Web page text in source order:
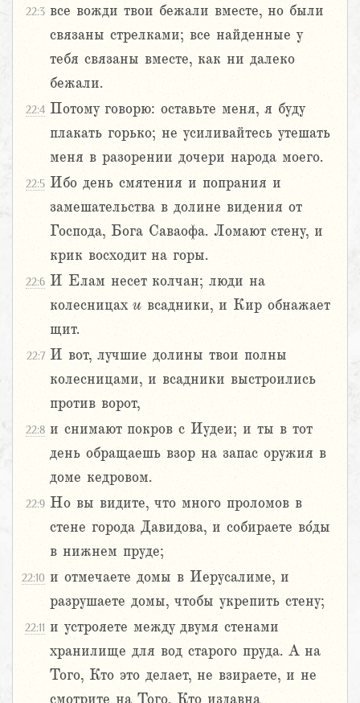
22:3 все вожди твои бежали вместе, но были
связаны стрелками; все найденные у
тебя связаны вместе, как ни далеко
бежали.
22:4 Потому говорю: оставьте меня, я буду
плакать горько; не усиливайтесь утешать
меня в разорении дочери народа моего.
22:5 Ибо день смятения и попрания и
замешательства в долине видения от
Господа, Бога Саваофа. Ломают стену, и
крик восходит на горы.
22:6 И Елам несет колчан; люди на
колесницах и всадники, и Кир обнажает
щит.
22:7 И вот, лучшие долины твои полны
колесницами, и всадники выстроились
против ворот,
22:8 и снимают покров с Иудеи; и ты в тот
день обращаешь взор на запас оружия в
доме кедровом.
22:9 Но вы видите, что много проломов в
стене города Давидова, и собираете во́ды
в нижнем пруде;
22:10 и отмечаете домы в Иерусалиме, и
разрушаете домы, чтобы укрепить стену;
22:11 и устрояете между двумя стенами
хранилище для вод старого пруда. А на
Того, Кто это делает, не взираете, и не
смотрите на Того, Кто издавна